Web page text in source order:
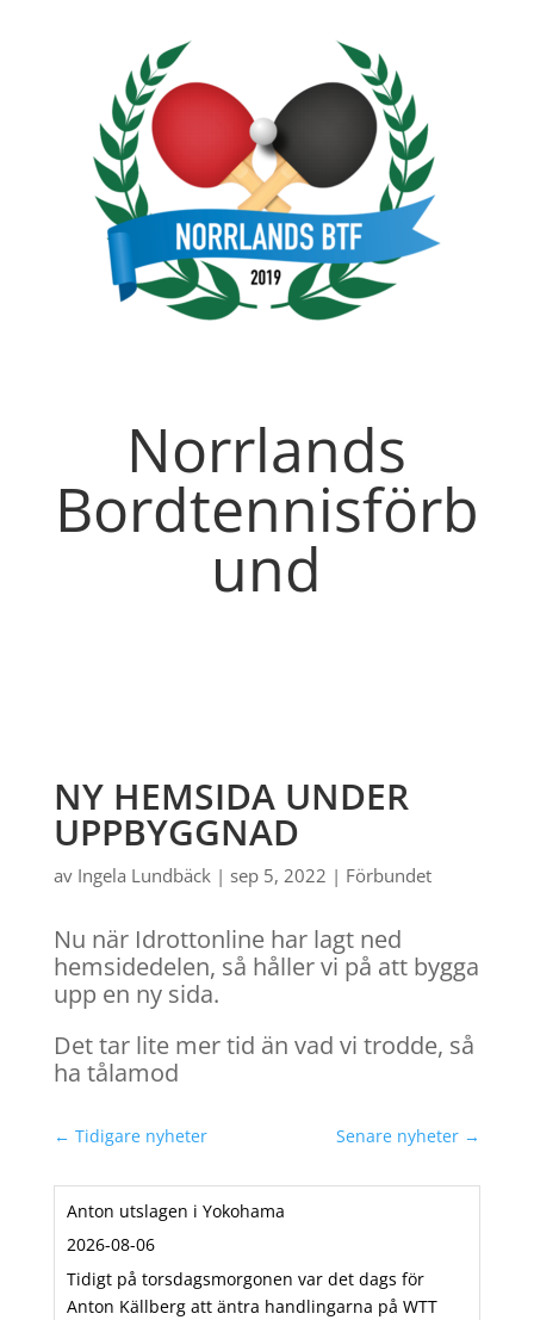
Norrlands
Bordtennisförb
und
NY HEMSIDA UNDER
UPPBYGGNAD
av Ingela Lundbäck| sep 5, 2022 | Förbundet
Nu när Idrottonline har lagt ned
hemsidedelen, så håller vi på att bygga
upp en ny sida.
Det tar lite mer tid än vad vi trodde, så
ha tålamod
← Tidigare nyheter Senare nyheter →
Anton utslagen i Yokohama
2026-08-06
Tidigt på torsdagsmorgonen var det dags för
Anton Källberg att äntra handlingarna på WTT